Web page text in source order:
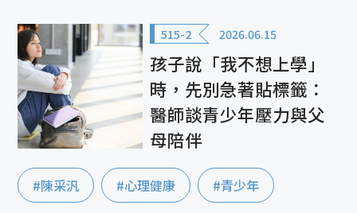
515-2 2026.06.15
孩子說「我不想上學」
時，先別急著貼標籤：
醫師談青少年壓力與父
母陪伴
#陳采汎 #心理健康 #青少年